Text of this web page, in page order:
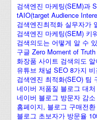
검색엔진 마케팅(SEM)과
tAIO(target Audience
검색엔진최적화 실무자가
검색엔진 마케팅(SEM) 키
검색의도는 어떻게 알 수
구글 Zero Moment of
화장품 사이트 검색의도
유튜브 채널 SEO 8가지 비
검색엔진 최적화(SEO) 팀
네이버 저품질 블로그 대처
네이버 블로그 방문자 감
홈페이지, 블로그 구매전
블로그 초보자가 방문율